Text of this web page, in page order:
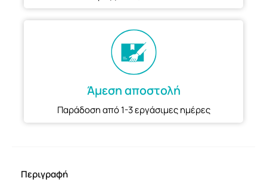
Άμεση αποστολή
Παράδοση από 1-3 εργάσιμες ημέρες
Περιγραφή